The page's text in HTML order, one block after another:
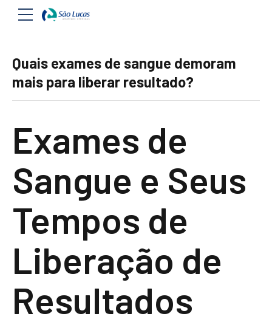
Quais exames de sangue demoram
mais para liberar resultado?
Exames de
Sangue e Seus
Tempos de
Liberação de
Resultados